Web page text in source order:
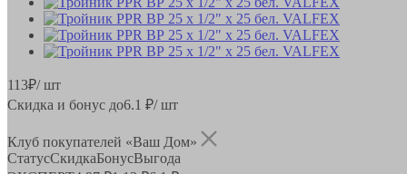
113₽/ шт
Скидка и бонус до6.1 ₽/ шт
Клуб покупателей «Ваш Дом»
СтатусСкидкаБонусВыгода